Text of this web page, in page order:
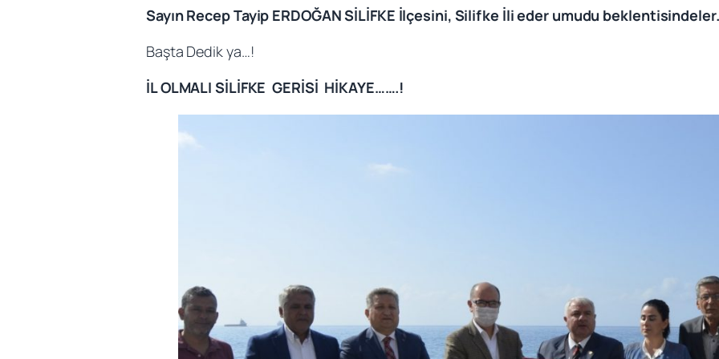
Sayın Recep Tayip ERDOĞAN SİLİFKE İlçesini, Silifke İli eder umudu
Başta Dedik ya…!
İL OLMALI SİLİFKE GERİSİ HİKAYE…….!